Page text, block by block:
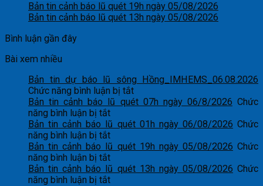
Bản tin cảnh báo lũ quét 19h ngày 05/08/2026
Bản tin cảnh báo lũ quét 13h ngày 05/08/2026
Bình luận gần đây
Bài xem nhiều
Bản tin dự báo lũ sông Hồng_IMHEMS_06.08.2026
Chức năng bình luận bị tắtở
Bản
dự
lũ
Hồng_IMHEMS_06.08.2026
Bản tin cảnh báo lũ quét 07h ngày 06/8/2026 Chức
năng bình luận bị tắtở
Bản
tin
cảnh
báo
lũ
quét
Bản tin cảnh báo lũ quét 01h ngày 06/08/2026 Chức
năng bình luận bị tắtở
Bản
tin
cảnh
báo
Bản tin cảnh báo lũ quét 19h ngày 05/08/2026 Chức
năng bình luận bị tắtở
Bản
tin
Bản tin cảnh báo lũ quét 13h ngày 05/08/2026 Chức
năng bình luận bị tắtở